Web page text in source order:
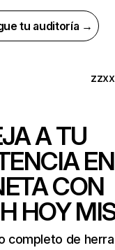
tu auditoría →
A TU
CON
HOY
completo de